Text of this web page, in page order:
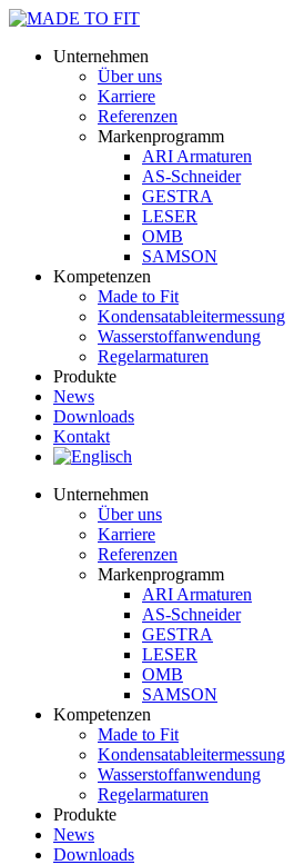
Unternehmen
Über uns
Karriere
Referenzen
Markenprogramm
ARI Armaturen
AS-Schneider
GESTRA
LESER
OMB
SAMSON
Kompetenzen
Made to Fit
Kondensat­ableiter­messung
Wasserstoff­anwendung
Regel­arma­turen
Produkte
News
Downloads
Kontakt
Unternehmen
Über uns
Karriere
Referenzen
Markenprogramm
ARI Armaturen
AS-Schneider
GESTRA
LESER
OMB
SAMSON
Kompetenzen
Made to Fit
Kondensat­ableiter­messung
Wasserstoff­anwendung
Regel­arma­turen
Produkte
News
Downloads